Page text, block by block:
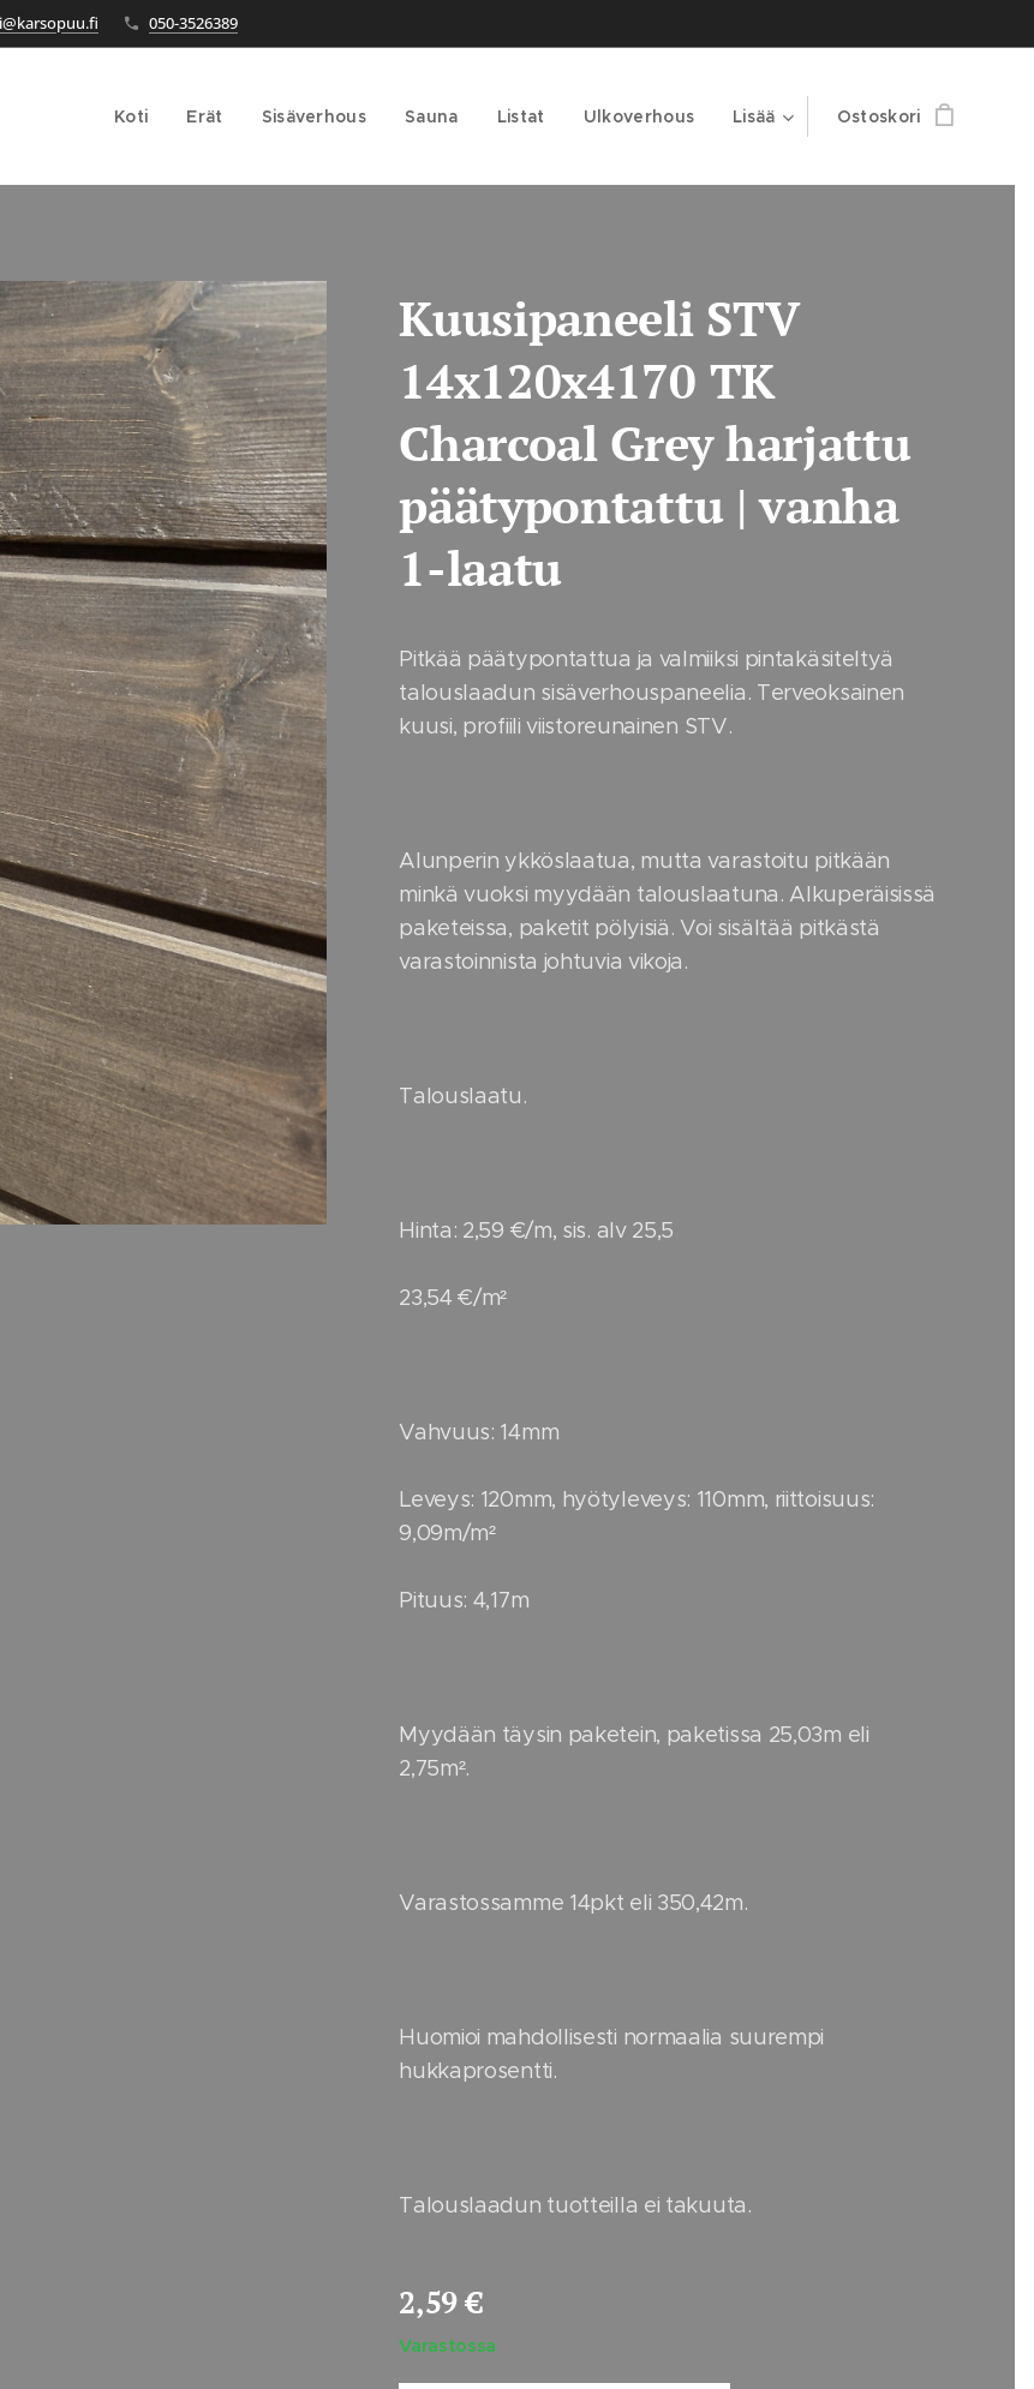
050-3526389
Koti Erät Sisäverhous Sauna Listat Ulkoverhous Lisää Ostoskori
Kuusipaneeli STV
14x120x4170 TK
Charcoal Grey harjattu
päätypontattu | vanha
1-laatu
Pitkää päätypontattua ja valmiiksi pintakäsiteltyä
talouslaadun sisäverhouspaneelia. Terveoksainen
kuusi, profiili viistoreunainen STV.
Alunperin ykköslaatua, mutta varastoitu pitkään
minkä vuoksi myydään talouslaatuna. Alkuperäisissä
paketeissa, paketit pölyisiä. Voi sisältää pitkästä
varastoinnista johtuvia vikoja.
Talouslaatu.
Hinta: 2,59 €/m, sis. alv 25,5
23,54 €/m²
Vahvuus: 14mm
Leveys: 120mm, hyötyleveys: 110mm, riittoisuus:
9,09m/m²
Pituus: 4,17m
Myydään täysin paketein, paketissa 25,03m eli
2,75m².
Varastossamme 14pkt eli 350,42m.
Huomioi mahdollisesti normaalia suurempi
hukkaprosentti.
Talouslaadun tuotteilla ei takuuta.
2,59€
Varastossa